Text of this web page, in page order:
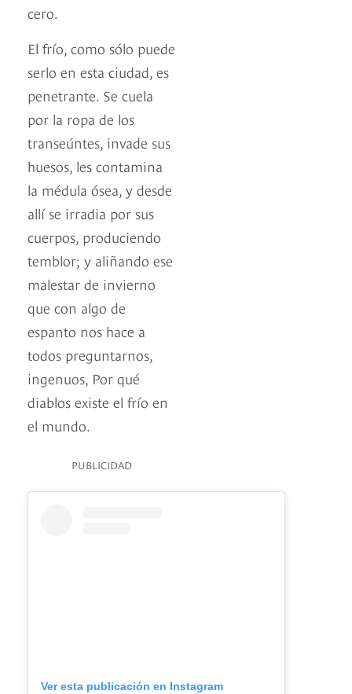
cero.
El frío, como sólo puede
serlo en esta ciudad, es
penetrante. Se cuela
por la ropa de los
transeúntes, invade sus
huesos, les contamina
la médula ósea, y desde
allí se irradia por sus
cuerpos, produciendo
temblor; y aliñando ese
malestar de invierno
que con algo de
espanto nos hace a
todos preguntarnos,
ingenuos, Por qué
diablos existe el frío en
el mundo.
PUBLICIDAD
Ver esta publicación en Instagram